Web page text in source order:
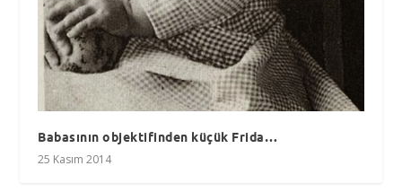
Babasının objektifinden küçük Frida…
25 Kasım 2014